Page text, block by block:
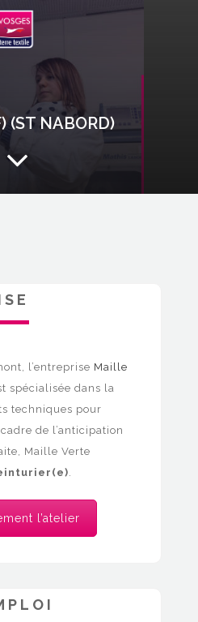
(ST NABORD)
l’entreprise Maille
spécialisée dans la
techniques pour
de l’anticipation
Maille Verte
.
l’atelier